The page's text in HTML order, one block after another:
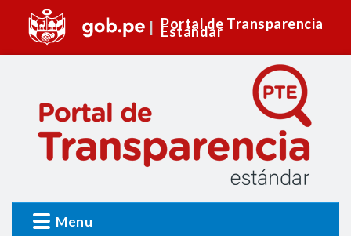
Portal de Transparencia
Estándar
Menu